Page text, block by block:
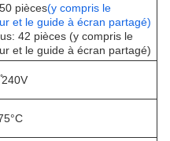
pièces(y compris le
et le guide à écran partagé)
42 pièces (y compris le
et le guide à écran partagé)